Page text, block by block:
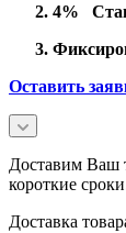
4%
Оставить
Доставим Ваш
короткие
Доставка